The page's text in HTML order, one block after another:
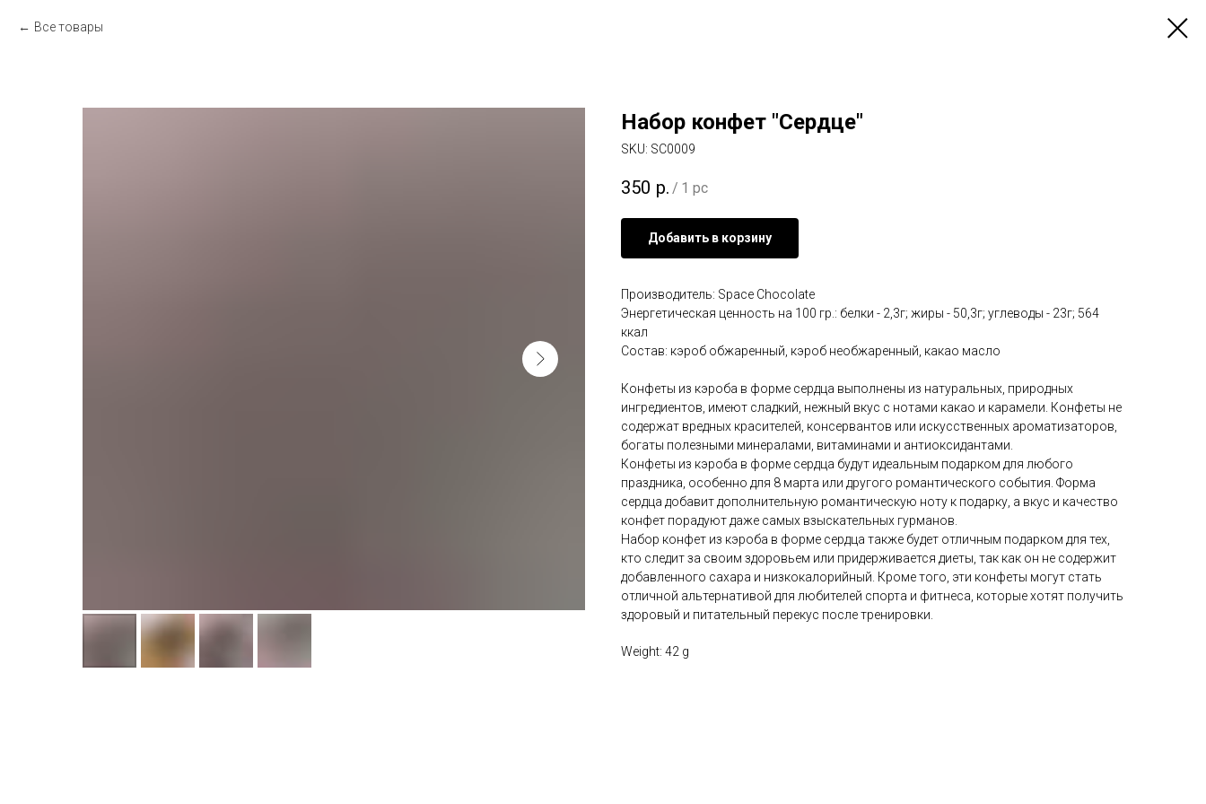
Все товары
Набор конфет "Сердце"
SKU: SC0009
350 р. / 1 pc
Добавить в корзину
Производитель: Space Chocolate
Энергетическая ценность на 100 гр.: белки - 2,3г; жиры - 50,3г; углеводы - 23г; 564
ккал
Состав: кэроб обжаренный, кэроб необжаренный, какао масло
Конфеты из кэроба в форме сердца выполнены из натуральных, природных
ингредиентов, имеют сладкий, нежный вкус с нотами какао и карамели. Конфеты не
содержат вредных красителей, консервантов или искусственных ароматизаторов,
богаты полезными минералами, витаминами и антиоксидантами.
Конфеты из кэроба в форме сердца будут идеальным подарком для любого
праздника, особенно для 8 марта или другого романтического события. Форма
сердца добавит дополнительную романтическую ноту к подарку, а вкус и качество
конфет порадуют даже самых взыскательных гурманов.
Набор конфет из кэроба в форме сердца также будет отличным подарком для тех,
кто следит за своим здоровьем или придерживается диеты, так как он не содержит
добавленного сахара и низкокалорийный. Кроме того, эти конфеты могут стать
отличной альтернативой для любителей спорта и фитнеса, которые хотят получить
здоровый и питательный перекус после тренировки.
Weight: 42 g